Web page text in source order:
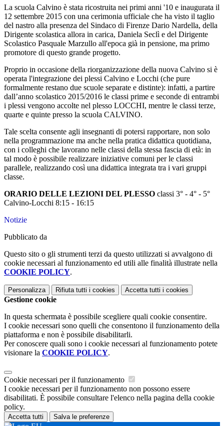
La scuola Calvino è stata ricostruita nei primi anni '10 e inaugurata il
12 settembre 2015 con una cerimonia ufficiale che ha visto il taglio
del nastro alla presenza del Sindaco di Firenze Dario Nardella, della
Dirigente scolastica allora in carica, Daniela Seclì e del Dirigente
Scolastico Pasquale Marzullo all'epoca già in pensione, ma primo
promotore di questo grande progetto.
Proprio in occasione della riorganizzazione della nuova Calvino si è
operata l'integrazione dei plessi Calvino e Locchi (che pure
formalmente restano due scuole separate e distinte): infatti, a partire
dall’anno scolastico 2015/2016 le classi prime e seconde di entrambi
i plessi vengono accolte nel plesso LOCCHI, mentre le classi terze,
quarte e quinte presso la scuola CALVINO.
Tale scelta consente agli insegnanti di potersi rapportare, non solo
nella programmazione ma anche nella pratica didattica quotidiana,
con i colleghi che lavorano nelle classi della stessa fascia di età: in
tal modo è possibile realizzare iniziative comuni per le classi
parallele, realizzando così una didattica integrata tra i vari gruppi
classe.
ORARIO DELLE LEZIONI DEL PLESSO classi 3° - 4° - 5°
Calvino-Locchi 8:15 - 16:15
Notizie
Pubblicato da
Questo sito o gli strumenti terzi da questo utilizzati si avvalgono di
cookie necessari al funzionamento ed utili alle finalità illustrate nella
COOKIE POLICY.
Personalizza Rifiuta tutti i cookies Accetta tutti i cookies
Gestione cookie
In questa schermata è possibile scegliere quali cookie consentire.
I cookie necessari sono quelli che consentono il funzionamento della
piattaforma e non è possibile disabilitarli.
Per conoscere quali sono i cookie necessari al funzionamento potete
visionare la COOKIE POLICY.
Cookie necessari per il funzionamento
I cookie necessari per il funzionamento non possono essere
disabilitati. È possibile consultare l'elenco nella pagina della cookie
policy.
Accetta tutti Salva le preferenze